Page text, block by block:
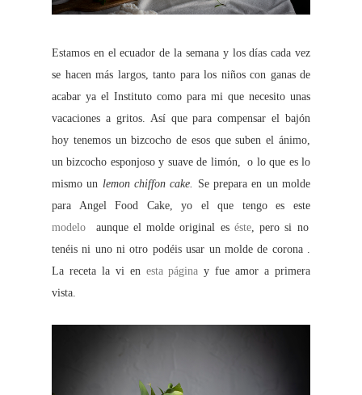
Estamos en el ecuador de la semana y los días cada vez
se hacen más largos, tanto para los niños con ganas de
acabar ya el Instituto como para mi que necesito unas
vacaciones a gritos. Así que para compensar el bajón
hoy tenemos un bizcocho de esos que suben el ánimo,
un bizcocho esponjoso y suave de limón, o lo que es lo
mismo un lemon chiffon cake. Se prepara en un molde
para Angel Food Cake, yo el que tengo es este
modelo
aunque el molde original es éste, pero si no
tenéis ni uno ni otro podéis usar un molde de corona .
La receta la vi en esta página y fue amor a primera
vista.